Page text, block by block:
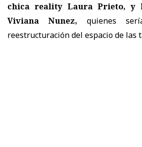
chica reality Laura Prieto, y
Viviana Nunez, quienes
reestructuración del espacio de las